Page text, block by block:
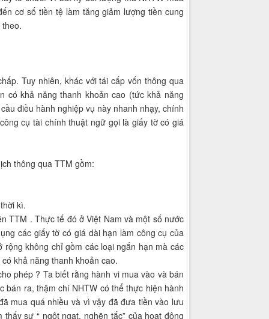
cơ số tiền tệ làm tăng giảm lượng tiền cung
Tuy nhiên, khác với tái cấp vốn thông qua
có khả năng thanh khoản cao (tức khả năng
điều hành nghiệp vụ này nhanh nhạy, chính
cụ tài chính thuật ngữ gọi là giấy tờ có giá
thông qua TTM gồm:
kì.
TTM . Thực tế đó ở Việt Nam và một số nước
các giấy tờ có giá dài hạn làm công cụ của
không chỉ gồm các loại ngắn hạn mà các
khả năng thanh khoản cao.
phép ? Ta biết rằng hành vi mua vào và bán
bán ra, thậm chí NHTW có thể thực hiện hành
mua quá nhiều và vì vậy đã đưa tiền vào lưu
sự “ ngột ngạt, nghẽn tắc” của hoạt động